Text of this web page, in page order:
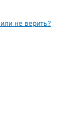
не верить?